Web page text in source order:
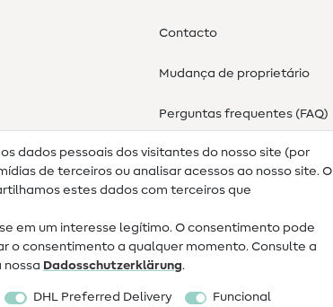
Contacto
Mudança de proprietário
Perguntas frequentes (FAQ)
Direito de cancelamento
dados pessoais dos visitantes do nosso site (por
de terceiros ou analisar acessos ao nosso site. O
estes dados com terceiros que
em um interesse legítimo. O consentimento pode
o consentimento a qualquer momento. Consulte a
nossa Dados­schutz­erklärung.
DHL Preferred Delivery Funcional